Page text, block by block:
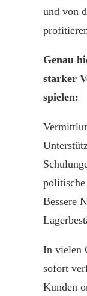
und von
Genau
starker
spielen:
politische
Bessere
In vielen
sofort
Kunden